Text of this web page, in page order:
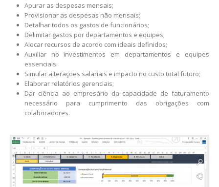
Apurar as despesas mensais;
Provisionar as despesas não mensais;
Detalhar todos os gastos de funcionários;
Delimitar gastos por departamentos e equipes;
Alocar recursos de acordo com ideais definidos;
Auxiliar no investimentos em departamentos e equipes
essenciais.
Simular alterações salariais e impacto no custo total futuro;
Elaborar relatórios gerenciais;
Dar ciência ao empresário da capacidade de faturamento
necessário para cumprimento das obrigações com
colaboradores.